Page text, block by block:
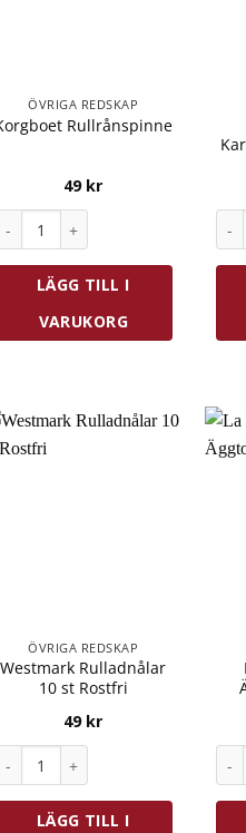
ÖVRIGA REDSKAP
Rullrånspinne
49 kr
LÄGG TILL I
VARUKORG
ÖVRIGA REDSKAP
Westmark Rulladnålar
10 st Rostfri
49 kr
LÄGG TILL I